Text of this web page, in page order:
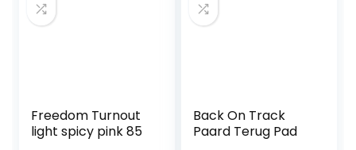
Freedom Turnout
light spicy pink 85
Back On Track
Paard Terug Pad